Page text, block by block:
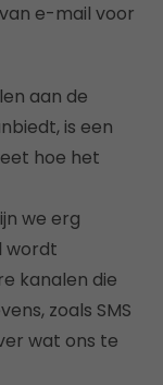
e-mail voor
aan de
is een
hoe het
we erg
wordt
kanalen die
zoals SMS
wat ons te